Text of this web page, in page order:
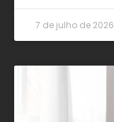
7 de julho de 2026